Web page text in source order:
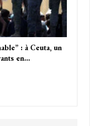
: à Ceuta, un
en…